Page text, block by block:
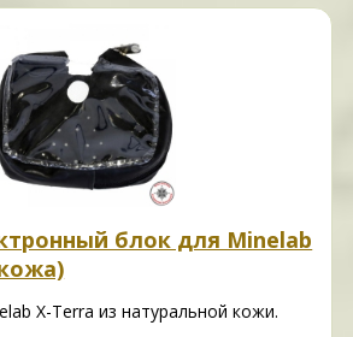
блок для Minelab
X-Terra из натуральной кожи.